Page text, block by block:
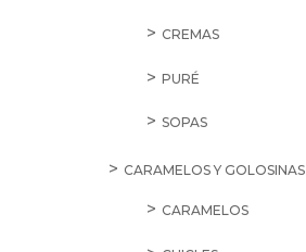
CREMAS
PURÉ
SOPAS
CARAMELOS Y GOLOSINAS
CARAMELOS